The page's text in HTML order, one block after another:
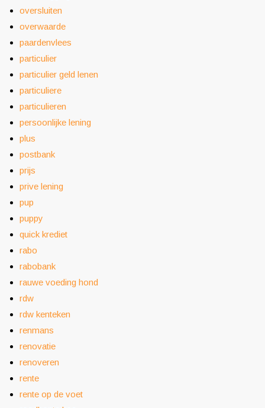
oversluiten
overwaarde
paardenvlees
particulier
particulier geld lenen
particuliere
particulieren
persoonlijke lening
plus
postbank
prijs
prive lening
pup
puppy
quick krediet
rabo
rabobank
rauwe voeding hond
rdw
rdw kenteken
renmans
renovatie
renoveren
rente
rente op de voet